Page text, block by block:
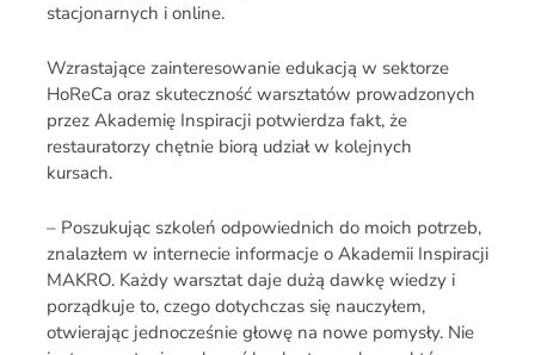
stacjonarnych i online.
Wzrastające zainteresowanie edukacją w sektorze
HoReCa oraz skuteczność warsztatów prowadzonych
przez Akademię Inspiracji potwierdza fakt, że
restauratorzy chętnie biorą udział w kolejnych
kursach.
– Poszukując szkoleń odpowiednich do moich potrzeb,
znalazłem w internecie informacje o Akademii Inspiracji
MAKRO. Każdy warsztat daje dużą dawkę wiedzy i
porządkuje to, czego dotychczas się nauczyłem,
otwierając jednocześnie głowę na nowe pomysły. Nie